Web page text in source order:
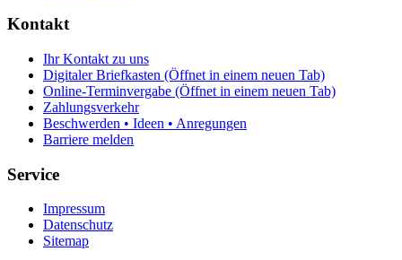
Kontakt
Ihr Kontakt zu uns
Digitaler Briefkasten (Öffnet in einem neuen Tab)
Online-Terminvergabe (Öffnet in einem neuen Tab)
Zahlungsverkehr
Beschwerden • Ideen • Anregungen
Barriere melden
Service
Impressum
Datenschutz
Sitemap